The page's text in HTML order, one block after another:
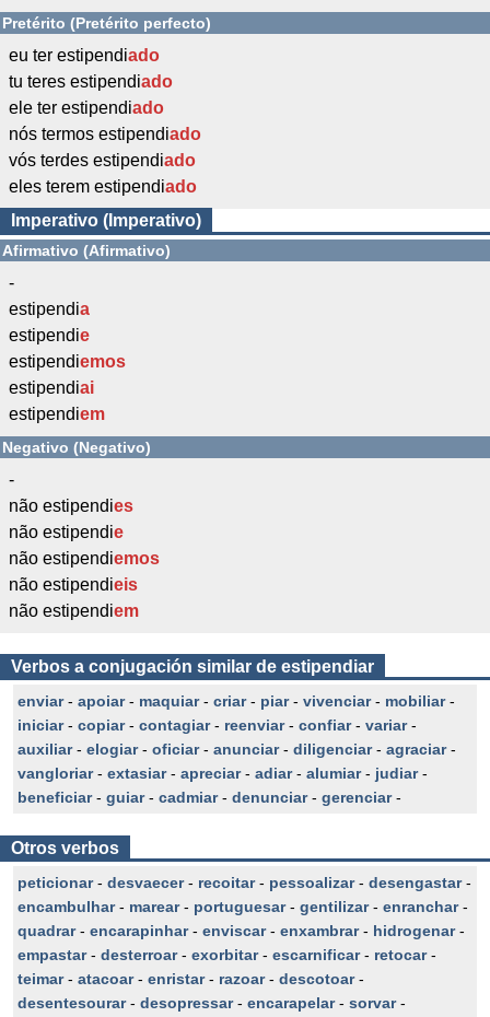
Pretérito (Pretérito perfecto)
eu ter estipendiado
tu teres estipendiado
ele ter estipendiado
nós termos estipendiado
vós terdes estipendiado
eles terem estipendiado
Imperativo (Imperativo)
Afirmativo (Afirmativo)
-
estipendia
estipendie
estipendiemos
estipendiai
estipendiem
Negativo (Negativo)
-
não estipendies
não estipendie
não estipendiemos
não estipendieis
não estipendiem
Verbos a conjugación similar de estipendiar
enviar- apoiar- maquiar- criar- piar- vivenciar- mobiliar-
iniciar- copiar- contagiar- reenviar- confiar- variar-
auxiliar- elogiar- oficiar- anunciar- diligenciar- agraciar-
vangloriar- extasiar- apreciar- adiar- alumiar- judiar-
beneficiar- guiar- cadmiar- denunciar- gerenciar-
Otros verbos
peticionar- desvaecer- recoitar- pessoalizar- desengastar-
encambulhar- marear- portuguesar- gentilizar- enranchar-
quadrar- encarapinhar- enviscar- enxambrar- hidrogenar-
empastar- desterroar- exorbitar- escarnificar- retocar-
teimar- atacoar- enristar- razoar- descotoar-
desentesourar- desopressar- encarapelar- sorvar-